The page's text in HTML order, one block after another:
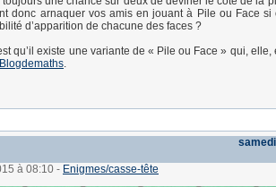
donc arnaquer vos amis en jouant à Pile ou Face si
d’apparition de chacune des faces ?
qu’il existe une variante de « Pile ou Face » qui,
Blogdemaths.
à 08:10 - Enigmes/casse-tête